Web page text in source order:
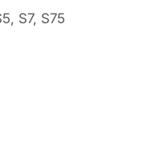
S7, S75